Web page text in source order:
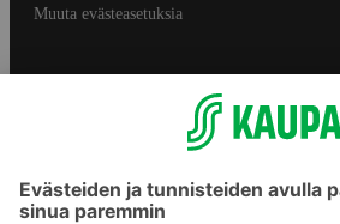
Muuta evästeasetuksia
S-ryhmän palvelut
Asiakasomistajuus